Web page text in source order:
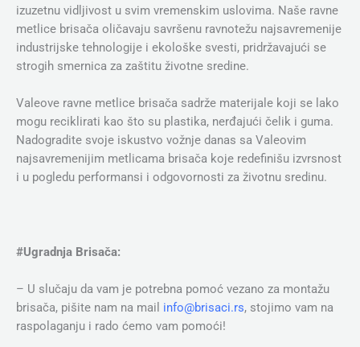
izuzetnu vidljivost u svim vremenskim uslovima. Naše ravne
metlice brisača oličavaju savršenu ravnotežu najsavremenije
industrijske tehnologije i ekološke svesti, pridržavajući se
strogih smernica za zaštitu životne sredine.
Valeove ravne metlice brisača sadrže materijale koji se lako
mogu reciklirati kao što su plastika, nerđajući čelik i guma.
Nadogradite svoje iskustvo vožnje danas sa Valeovim
najsavremenijim metlicama brisača koje redefinišu izvrsnost
i u pogledu performansi i odgovornosti za životnu sredinu.
#Ugradnja Brisača:
– U slučaju da vam je potrebna pomoć vezano za montažu
brisača, pišite nam na mail info@brisaci.rs, stojimo vam na
raspolaganju i rado ćemo vam pomoći!